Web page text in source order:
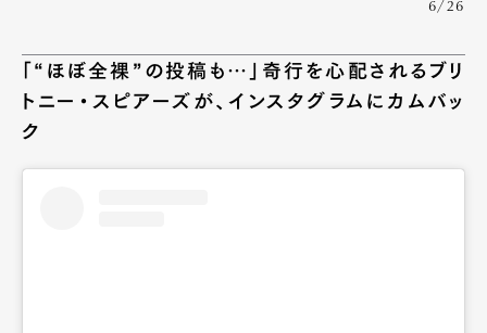
6/26
「“ほぼ全裸”の投稿も…」奇行を心配されるブリ
トニー・スピアーズが、インスタグラムにカムバッ
ク